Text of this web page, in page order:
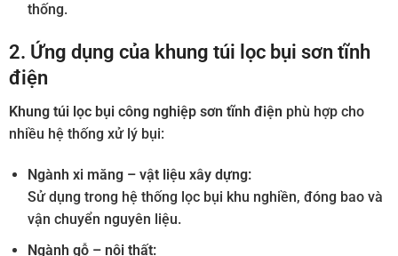
thống.
2. Ứng dụng của khung túi lọc bụi sơn tĩnh
điện
Khung túi lọc bụi công nghiệp sơn tĩnh điện phù hợp cho
nhiều hệ thống xử lý bụi:
Ngành xi măng – vật liệu xây dựng:
Sử dụng trong hệ thống lọc bụi khu nghiền, đóng bao và
vận chuyển nguyên liệu.
Ngành gỗ – nội thất: